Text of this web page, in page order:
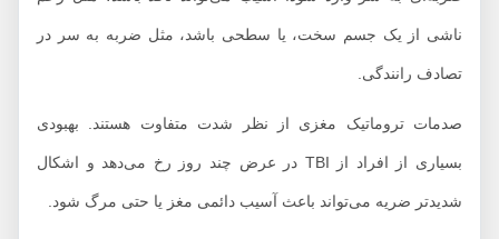
ناشی از یک جسم سخت، یا سطحی باشد، مثل ضربه به سر در
تصادف رانندگی.
صدمات تروماتیک مغزی از نظر شدت متفاوت هستند. بهبودی
بسیاری از افراد از TBI در عرض چند روز رخ می‌دهد و اشکال
شدیدتر ضریه می‌تواند باعث آسیب دائمی مغز یا حتی مرگ شود.